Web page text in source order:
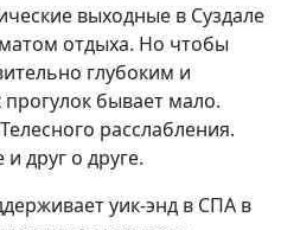
выходные в Суздале
отдыха. Но чтобы
глубоким и
бывает мало.
расслабления.
друг о друге.
уик-энд в СПА в